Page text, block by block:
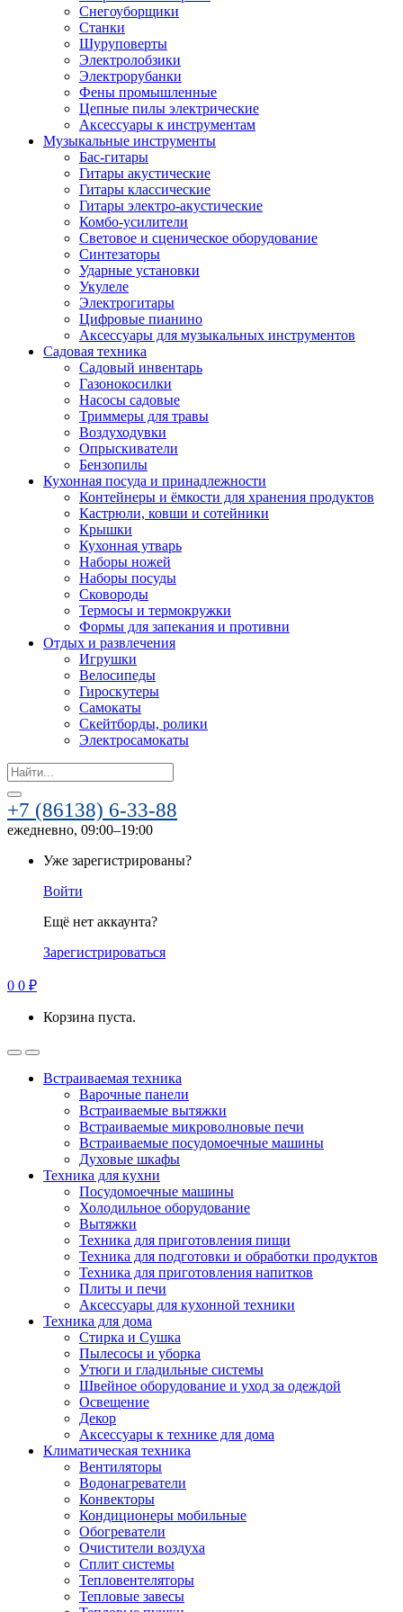
Снегоуборщики
Станки
Шуруповерты
Электролобзики
Электрорубанки
Фены промышленные
Цепные пилы электрические
Аксессуары к инструментам
Музыкальные инструменты
Бас-гитары
Гитары акустические
Гитары классические
Гитары электро-акустические
Комбо-усилители
Световое и сценическое оборудование
Синтезаторы
Ударные установки
Укулеле
Электрогитары
Цифровые пианино
Аксессуары для музыкальных инструментов
Садовая техника
Садовый инвентарь
Газонокосилки
Насосы садовые
Триммеры для травы
Воздуходувки
Опрыскиватели
Бензопилы
Кухонная посуда и принадлежности
Контейнеры и ёмкости для хранения продуктов
Кастрюли, ковши и сотейники
Крышки
Кухонная утварь
Наборы ножей
Наборы посуды
Сковороды
Термосы и термокружки
Формы для запекания и противни
Отдых и развлечения
Игрушки
Велосипеды
Гироскутеры
Самокаты
Скейтборды, ролики
Электросамокаты
Search
for:
+7 (86138) 6-33-88
ежедневно, 09:00–19:00
Уже зарегистрированы?
Войти
Ещё нет аккаунта?
Зарегистрироваться
0 0 ₽
Корзина пуста.
Встраиваемая техника
Варочные панели
Встраиваемые вытяжки
Встраиваемые микроволновые печи
Встраиваемые посудомоечные машины
Духовые шкафы
Техника для кухни
Посудомоечные машины
Холодильное оборудование
Вытяжки
Техника для приготовления пищи
Техника для подготовки и обработки продуктов
Техника для приготовления напитков
Плиты и печи
Аксессуары для кухонной техники
Техника для дома
Стирка и Сушка
Пылесосы и уборка
Утюги и гладильные системы
Швейное оборудование и уход за одеждой
Освещение
Декор
Аксессуары к технике для дома
Климатическая техника
Вентиляторы
Водонагреватели
Конвекторы
Кондиционеры мобильные
Обогреватели
Очистители воздуха
Сплит системы
Тепловентеляторы
Тепловые завесы